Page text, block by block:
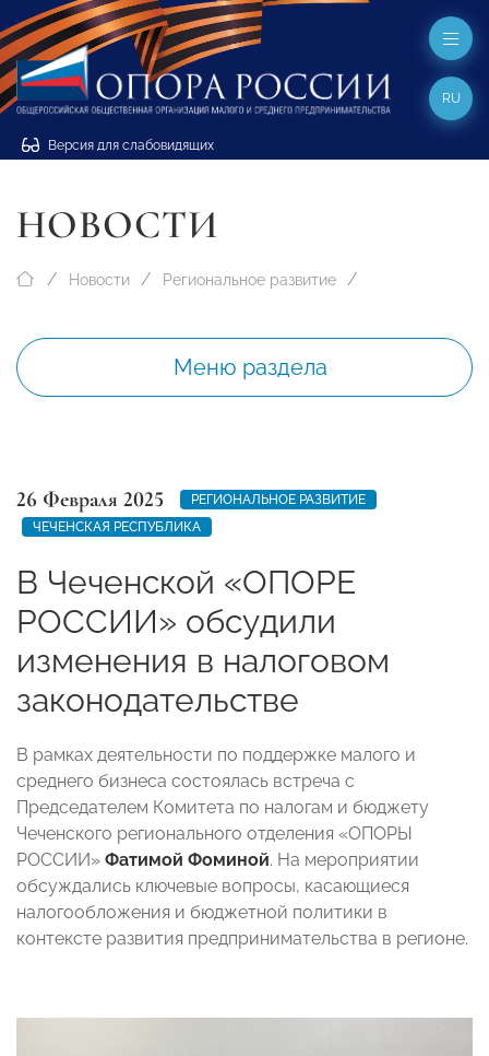
Версия для слабовидящих
RU
НОВОСТИ
Новости Региональное развитие
Меню раздела
26 Февраля 2025
РЕГИОНАЛЬНОЕ РАЗВИТИЕ
ЧЕЧЕНСКАЯ РЕСПУБЛИКА
В Чеченской «ОПОРЕ
РОССИИ» обсудили
изменения в налоговом
законодательстве
В рамках деятельности по поддержке малого и
среднего бизнеса состоялась встреча с
Председателем Комитета по налогам и бюджету
Чеченского регионального отделения «ОПОРЫ
РОССИИ» Фатимой Фоминой. На мероприятии
обсуждались ключевые вопросы, касающиеся
налогообложения и бюджетной политики в
контексте развития предпринимательства в регионе.